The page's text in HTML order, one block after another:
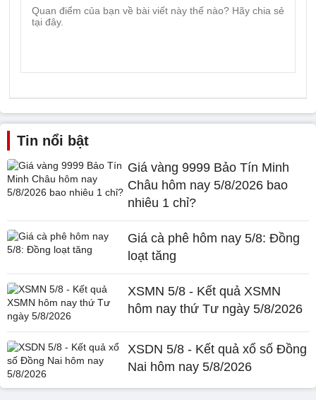
Tin nổi bật
Giá vàng 9999 Bảo Tín Minh
Châu hôm nay 5/8/2026 bao
nhiêu 1 chỉ?
Giá cà phê hôm nay 5/8: Đồng
loạt tăng
XSMN 5/8 - Kết quả XSMN
hôm nay thứ Tư ngày 5/8/2026
XSDN 5/8 - Kết quả xổ số Đồng
Nai hôm nay 5/8/2026